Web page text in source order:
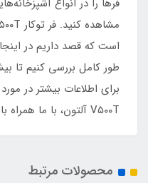
فرها را در انواع
است که قصد داریم در
طور کامل بررسی کنیم تا
برای اطلاعات بیشتر در
V۵۰۰T آلتون، با ما همراه باشید.
محصولات مرتبط